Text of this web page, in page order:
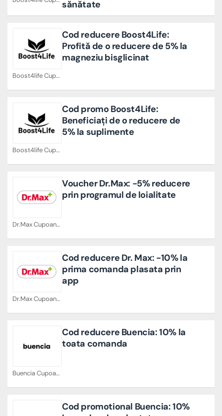
sănătate
Boost4life Cupoane
Cod reducere Boost4Life:
Profită de o reducere de 5% la
magneziu bisglicinat
Boost4life Cupoane
Cod promo Boost4Life:
Beneficiați de o reducere de
5% la suplimente
Dr.Max Cupoane
Voucher Dr.Max: -5% reducere
prin programul de loialitate
Dr.Max Cupoane
Cod reducere Dr. Max: -10% la
prima comanda plasata prin
app
Buencia Cupoane
Cod reducere Buencia: 10% la
toata comanda
Cod promotional Buencia: 10%